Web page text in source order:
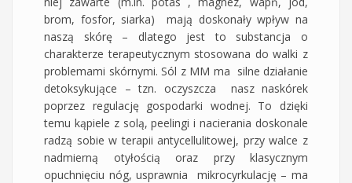
brom, fosfor, siarka) mają doskonały wpływ na
naszą skórę – dlatego jest to substancja o
charakterze terapeutycznym stosowana do walki z
problemami skórnymi. Sól z MM ma silne działanie
detoksykujące – tzn. oczyszcza nasz naskórek
poprzez regulację gospodarki wodnej. To dzięki
temu kąpiele z solą, peelingi i nacierania doskonale
radzą sobie w terapii antycellulitowej, przy walce z
nadmierną otyłością oraz przy klasycznym
opuchnięciu nóg, usprawnia mikrocyrkulację – ma